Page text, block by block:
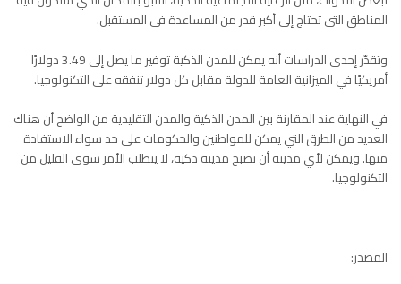
المناطق التي تحتاج إلى أكبر قدر من المساعدة في المستقبل.
وتقدّر إحدى الدراسات أنه يمكن للمدن الذكية توفير ما يصل إلى 3.49 دولارًا
أمريكيًا في الميزانية العامة للدولة مقابل كل دولار تنفقه على التكنولوجيا.
في النهاية عند المقارنة بين المدن الذكية والمدن التقليدية من الواضح أن هناك
العديد من الطرق التي يمكن للمواطنين والحكومات على حد سواء الاستفادة
منها. ويمكن لأي مدينة أن تصبح مدينة ذكية، لا يتطلب الأمر سوى القليل من
التكنولوجيا.
المصدر: